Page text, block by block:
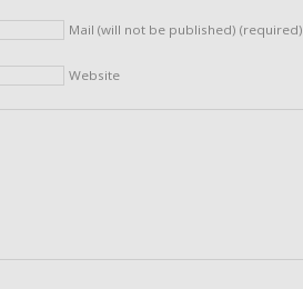
Mail (will not be published) (required)
Website